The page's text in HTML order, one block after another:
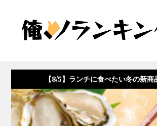
【8/5】ランチに食べたい冬の新商